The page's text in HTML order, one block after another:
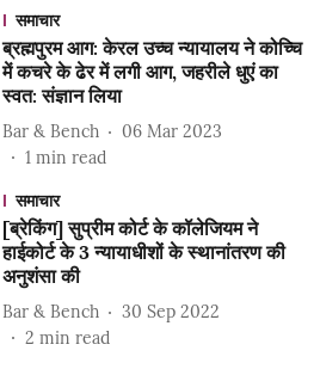
समाचार
ब्रह्मपुरम आग: केरल उच्च न्यायालय ने कोच्चि
में कचरे के ढेर में लगी आग, जहरीले धुएं का
स्वत: संज्ञान लिया
Bar & Bench
06 Mar 2023
1 min read
समाचार
[ब्रेकिंग] सुप्रीम कोर्ट के कॉलेजियम ने
हाईकोर्ट के 3 न्यायाधीशों के स्थानांतरण की
अनुशंसा की
Bar & Bench
30 Sep 2022
2 min read